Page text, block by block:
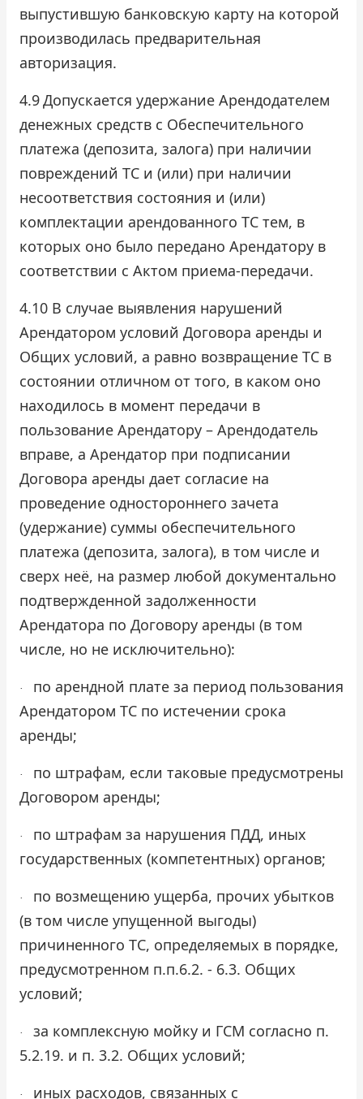
выпустившую банковскую карту на которой
производилась предварительная
авторизация.
4.9Допускается удержание Арендодателем
денежных средств с Обеспечительного
платежа (депозита, залога) при наличии
повреждений ТС и (или) при наличии
несоответствия состояния и (или)
комплектации арендованного ТС тем, в
которых оно было передано Арендатору в
соответствии с Актом приема-передачи.
4.10 В случае выявления нарушений
Арендатором условий Договора аренды и
Общих условий, а равно возвращение ТС в
состоянии отличном от того, в каком оно
находилось в момент передачи в
пользование Арендатору – Арендодатель
вправе, а Арендатор при подписании
Договора аренды дает согласие на
проведение одностороннего зачета
(удержание) суммы обеспечительного
платежа (депозита, залога), в том числе и
сверх неё, на размер любой документально
подтвержденной задолженности
Арендатора по Договору аренды (в том
числе, но не исключительно):
·
по арендной плате за период пользования
Арендатором ТС по истечении срока
аренды;
·
по штрафам, если таковые предусмотрены
Договором аренды;
·
по штрафам за нарушения ПДД, иных
государственных (компетентных) органов;
·
по возмещению ущерба, прочих убытков
(в том числе упущенной выгоды)
причиненного ТС, определяемых в порядке,
предусмотренном п.п.6.2. - 6.3. Общих
условий;
·
за комплексную мойку и ГСМ согласно п.
5.2.19. и п. 3.2. Общих условий;
· иных расходов, связанных с